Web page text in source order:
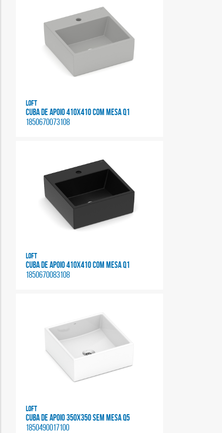
Loft
CUBA DE APOIO 410X410 COM MESA Q1
1850670073108
Loft
CUBA DE APOIO 410X410 COM MESA Q1
1850670083108
Loft
CUBA DE APOIO 350X350 SEM MESA Q5
1850490017100